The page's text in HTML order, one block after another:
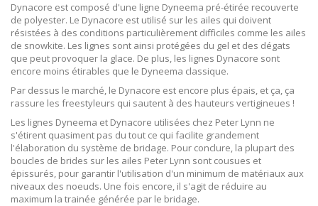
Dynacore est composé d'une ligne Dyneema pré-étirée recouverte
de polyester. Le Dynacore est utilisé sur les ailes qui doivent
résistées à des conditions particulièrement difficiles comme les ailes
de snowkite. Les lignes sont ainsi protégées du gel et des dégats
que peut provoquer la glace. De plus, les lignes Dynacore sont
encore moins étirables que le Dyneema classique.
Par dessus le marché, le Dynacore est encore plus épais, et ça, ça
rassure les freestyleurs qui sautent à des hauteurs vertigineues !
Les lignes Dyneema et Dynacore utilisées chez Peter Lynn ne
s'étirent quasiment pas du tout ce qui facilite grandement
l'élaboration du système de bridage. Pour conclure, la plupart des
boucles de brides sur les ailes Peter Lynn sont cousues et
épissurés, pour garantir l'utilisation d'un minimum de matériaux aux
niveaux des noeuds. Une fois encore, il s'agit de réduire au
maximum la trainée générée par le bridage.